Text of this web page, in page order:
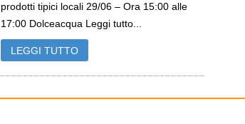
prodotti tipici locali 29/06 – Ora 15:00 alle
17:00 Dolceacqua Leggi tutto...
LEGGI TUTTO